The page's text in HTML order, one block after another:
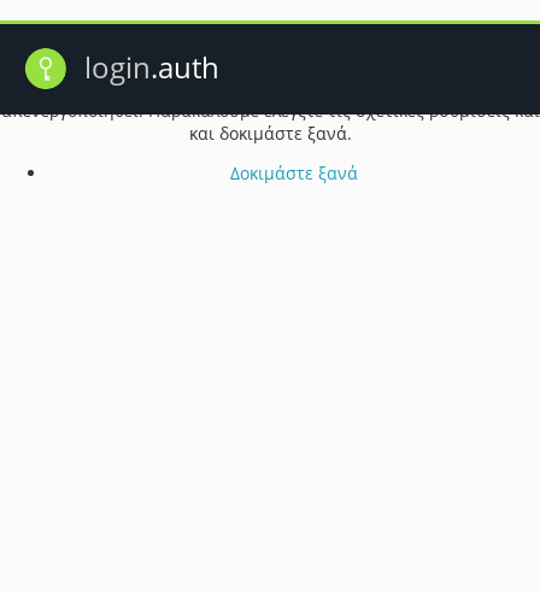
login.auth
Ενδέχεται τα cookie του προγράμματος περιήγησής σας να έχουν
απενεργοποιηθεί. Παρακαλούμε ελέγξτε τις σχετικές ρυθμίσεις και
και δοκιμάστε ξανά.
Δοκιμάστε ξανά